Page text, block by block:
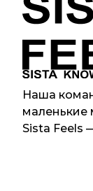
Наша
маленькие
Sista Feels